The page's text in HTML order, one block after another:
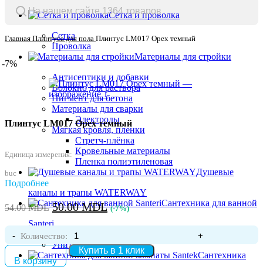
Сетка и проволка
Сетка
Проволка
Материалы для стройки
Антисептики и добавки
Волокно для раствора
Пигмент для бетона
Материалы для сварки
Электроды
Мягкая кровля, пленки
Стретч-плёнка
Кровельные материалы
Пленка полиэтиленовая
Душевые
каналы и трапы WATERWAY
Сантехника для ванной
Santeri
Умывальники, мойки
Унитазы
Сантехника
Главная Плинтуса для пола Плинтус LM017 Орех темный
-7%
Плинтус LM017 Орех темный
Единица измерения:
buc
Подробнее
54.00MDL Первоначальная
цена
составляла
54.00 MDL.
50.00MDLТекущая
(-7%)
Количество:
В корзину
Купить в 1 клик